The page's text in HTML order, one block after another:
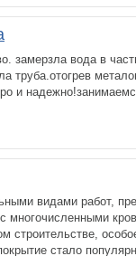
замерзла вода в
труба.отогрев
и
видами работ,
многочисленными
строительстве,
стало